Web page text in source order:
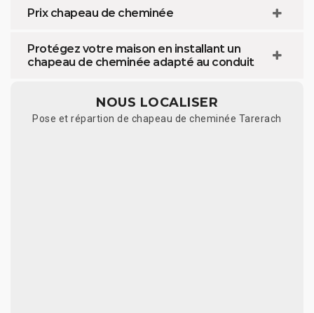
Prix chapeau de cheminée
Protégez votre maison en installant un
chapeau de cheminée adapté au conduit
NOUS LOCALISER
Pose et répartion de chapeau de cheminée Tarerach